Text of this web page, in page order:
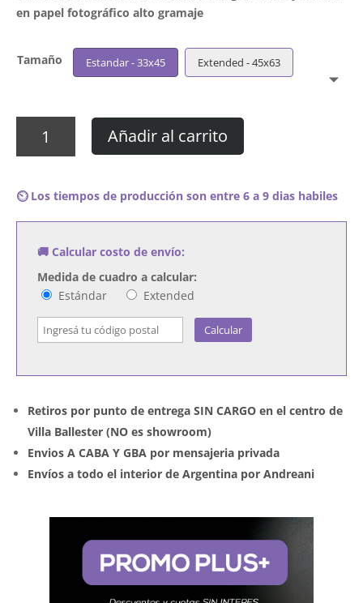
en papel fotográfico alto gramaje
Tamaño Estandar - 33x45 Extended - 45x63
The
Elephant
Room
cantidad
Añadir al carrito
⏲️ Los tiempos de producción son entre 6 a 9 dias habiles
🚚 Calcular costo de envío:
Medida de cuadro a calcular:
Estándar
Extended
Calcular
Retiros por punto de entrega SIN CARGO en el centro de
Villa Ballester (NO es showroom)
Envios A CABA Y GBA por mensajeria privada
Envíos a todo el interior de Argentina por Andreani